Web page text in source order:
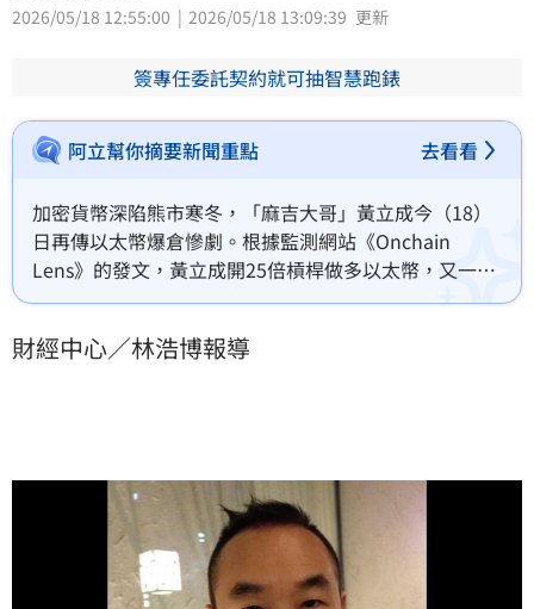
2026/05/18 12:55:00
2026/05/18 13:09:39 更新
簽專任委託契約就可抽智慧跑錶
阿立幫你摘要新聞重點 去看看
加密貨幣深陷熊市寒冬，「麻吉大哥」黃立成今（18）
日再傳以太幣爆倉慘劇。根據監測網站《Onchain
Lens》的發文，黃立成開25倍槓桿做多以太幣，又一次
面臨平倉命運，累計虧損超過3000萬美元（約9.49億台
下去。
財經中心／林浩博報導